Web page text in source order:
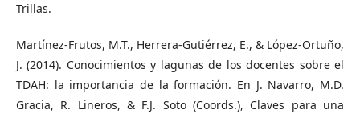
Trillas.
Martínez-Frutos, M.T., Herrera-Gutiérrez, E., & López-Ortuño,
J. (2014). Conocimientos y lagunas de los docentes sobre el
TDAH: la importancia de la formación. En J. Navarro, M.D.
Gracia, R. Lineros, & F.J. Soto (Coords.), Claves para una